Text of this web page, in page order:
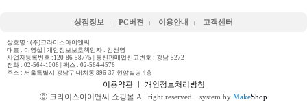
상점정보 PC버젼 이용안내 고객센터
상호명 : (주)크라이스아이앤씨
대표 : 이영섭 | 개인정보보호책임자 : 김선영
사업자등록번호 :120-86-58775 | 통신판매업신고번호 : 강남-5272
전화 : 02-564-1006 | 팩스 : 02-564-4576
주소 : 서울특별시 강남구 대치동 896-37 현암빌딩 4층
이용약관ㅣ 개인정보처리방침
ⓒ 크라이스아이앤씨 쇼핑몰 All right reserved.
system by MakeShop